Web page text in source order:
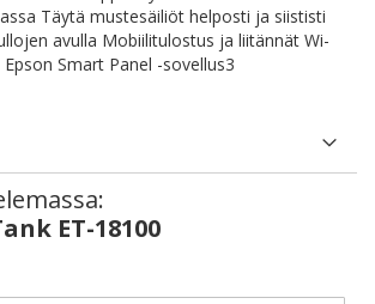
Täytä mustesäiliöt helposti ja siististi
avulla Mobiilitulostus ja liitännät Wi-
Smart Panel -sovellus3
ET-18100